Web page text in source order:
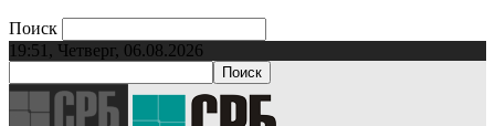
Поиск
19:51, Четверг, 06.08.2026